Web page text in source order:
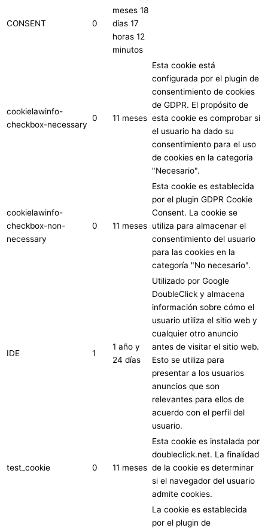
CONSENT 0
meses 18
días 17
horas 12
minutos
cookielawinfo-
checkbox-necessary
0 11 meses
Esta cookie está
configurada por el plugin de
consentimiento de cookies
de GDPR. El propósito de
esta cookie es comprobar si
el usuario ha dado su
consentimiento para el uso
de cookies en la categoría
"Necesario".
cookielawinfo-
checkbox-non-
necessary
0 11 meses
Esta cookie es establecida
por el plugin GDPR Cookie
Consent. La cookie se
utiliza para almacenar el
consentimiento del usuario
para las cookies en la
categoría "No necesario".
IDE 1
1 año y
24 días
Utilizado por Google
DoubleClick y almacena
información sobre cómo el
usuario utiliza el sitio web y
cualquier otro anuncio
antes de visitar el sitio web.
Esto se utiliza para
presentar a los usuarios
anuncios que son
relevantes para ellos de
acuerdo con el perfil del
usuario.
test_cookie 0 11 meses
Esta cookie es instalada por
doubleclick.net. La finalidad
de la cookie es determinar
si el navegador del usuario
admite cookies.
La cookie es establecida
por el plugin de